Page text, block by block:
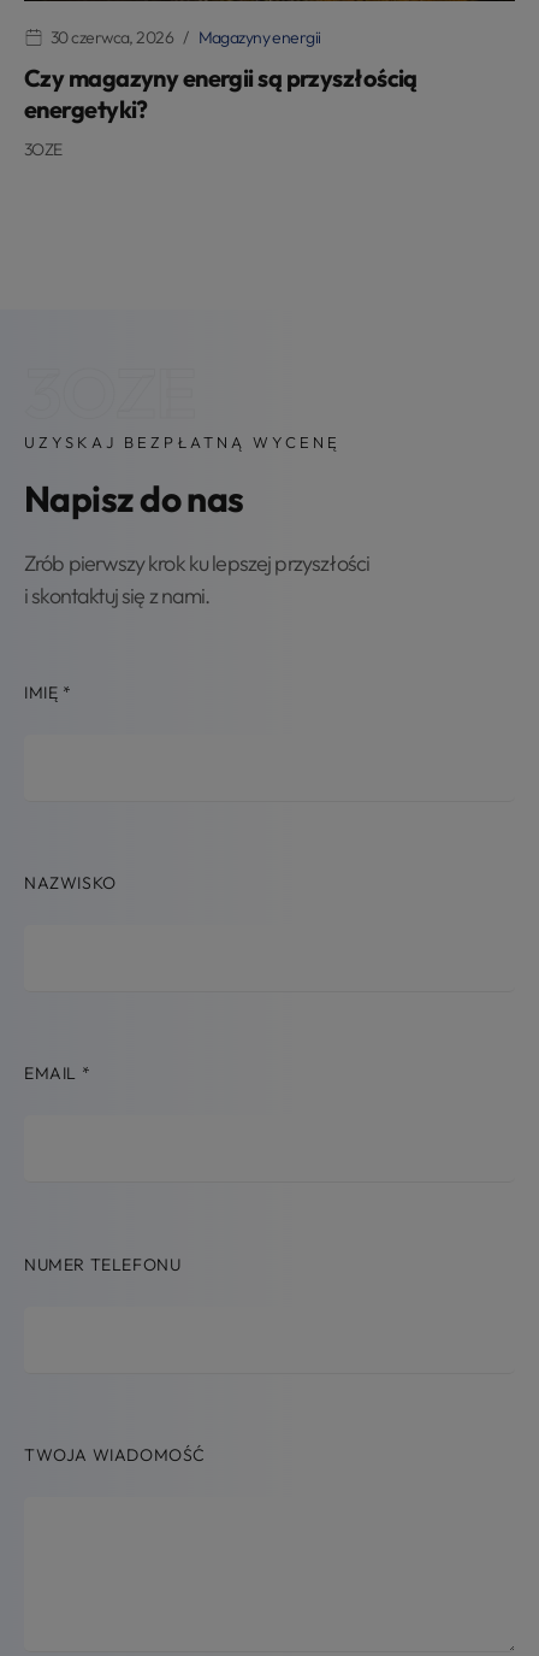
30 czerwca, 2026 Magazyny energii
Czy magazyny energii są przyszłością
energetyki?
3OZE
UZYSKAJ BEZPŁATNĄ WYCENĘ
Napisz do nas
Zrób pierwszy krok ku lepszej przyszłości
i skontaktuj się z nami.
IMIĘ *
NAZWISKO
EMAIL *
NUMER TELEFONU
TWOJA WIADOMOŚĆ